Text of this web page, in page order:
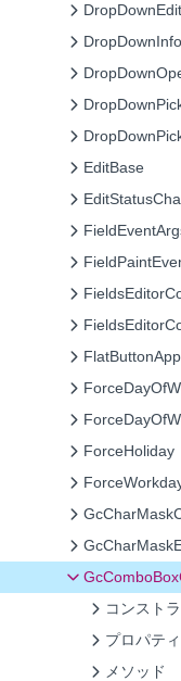
DropDownInfo
EditBase
ForceHoliday
コンスト
プロパティ
メソッド